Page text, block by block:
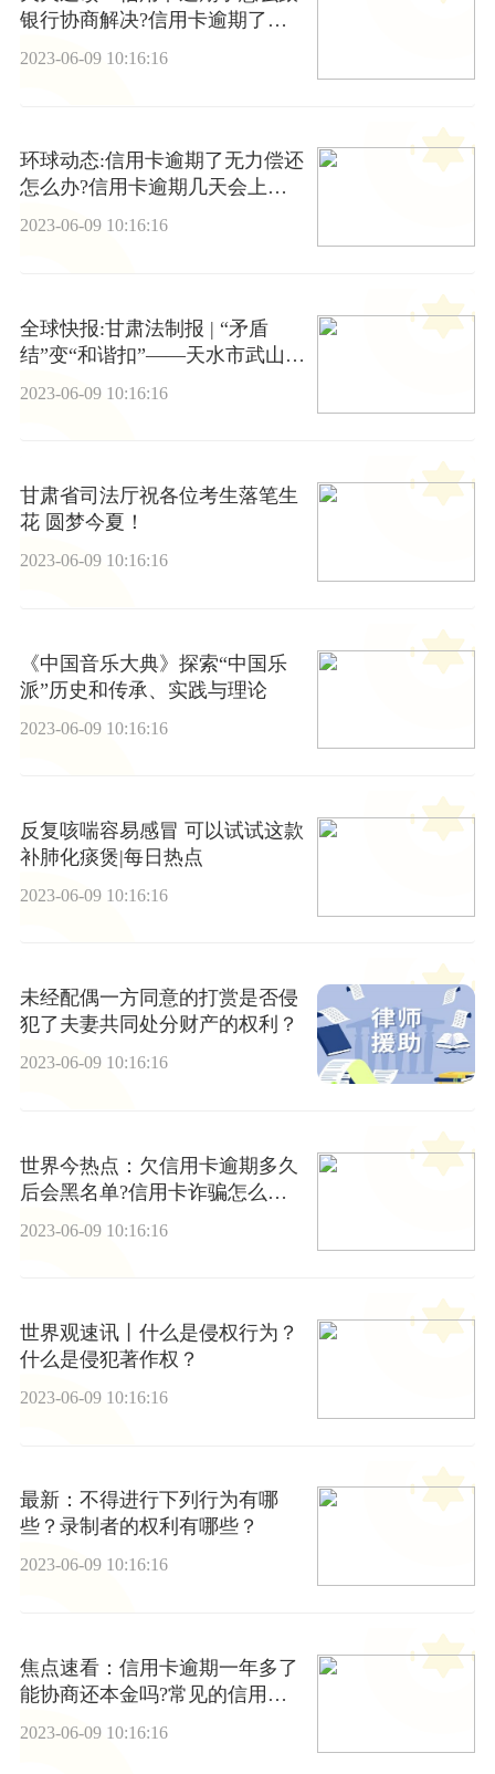
银行协商解决?信用卡逾期了无
力偿还怎么处理?
2023-06-09 10:16:16
环球动态:信用卡逾期了无力偿还
怎么办?信用卡逾期几天会上征
信?
2023-06-09 10:16:16
全球快报:甘肃法制报 | “矛盾
结”变“和谐扣”——天水市武山县
2023-06-09 10:16:16
甘肃省司法厅祝各位考生落笔生
花 圆梦今夏！
2023-06-09 10:16:16
《中国音乐大典》探索“中国乐
派”历史和传承、实践与理论
2023-06-09 10:16:16
反复咳喘容易感冒 可以试试这款
补肺化痰煲|每日热点
2023-06-09 10:16:16
未经配偶一方同意的打赏是否侵
犯了夫妻共同处分财产的权利？
2023-06-09 10:16:16
世界今热点：欠信用卡逾期多久
后会黑名单?信用卡诈骗怎么认
2023-06-09 10:16:16
世界观速讯丨什么是侵权行为？
什么是侵犯著作权？
2023-06-09 10:16:16
最新：不得进行下列行为有哪
些？录制者的权利有哪些？
2023-06-09 10:16:16
焦点速看：信用卡逾期一年多了
能协商还本金吗?常见的信用卡
2023-06-09 10:16:16